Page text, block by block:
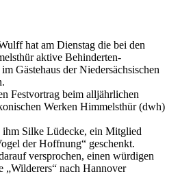
hat am Dienstag die bei den
aktive Behinderten-
Gästehaus der Niedersächsischen
Festvortrag beim alljährlichen
Werken Himmelsthür (dwh)
ihm Silke Lüdecke, ein Mitglied
der Hoffnung“ geschenkt.
versprochen, einen würdigen
„Wilderers“ nach Hannover